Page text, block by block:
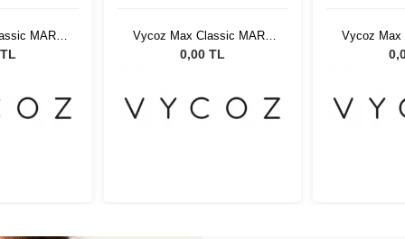
MARA
53
Vycoz Max Classic MARA
WOOD 53
0,00 TL
Vycoz Max